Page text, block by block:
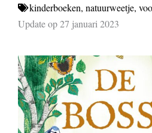
kinderboeken, natuurweetje,
Update op 27 januari 2023